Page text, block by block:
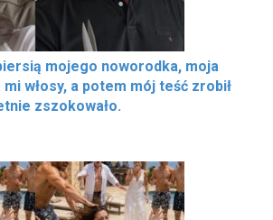
mojego noworodka, moja
włosy, a potem mój teść zrobił
zszokowało.